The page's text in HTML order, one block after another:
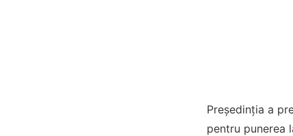
Președinția a
pentru punerea